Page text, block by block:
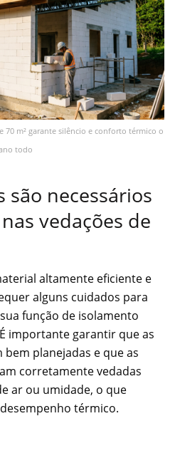
70 m² garante silêncio e conforto térmico o
todo
são necessários
vedações de
altamente eficiente e
alguns cuidados para
função de isolamento
importante garantir que as
bem planejadas e que as
corretamente vedadas
ar ou umidade, o que
térmico.